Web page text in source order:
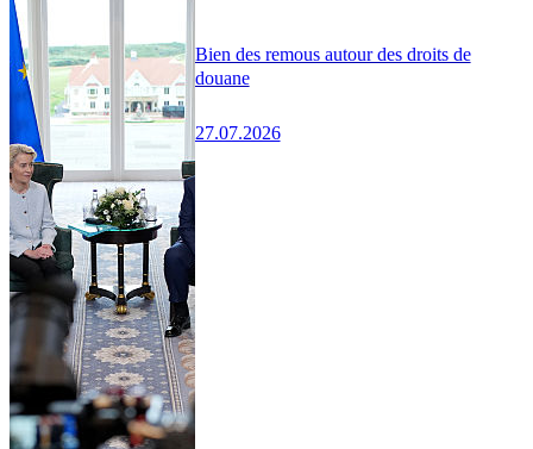
Bien des remous autour des droits de
douane
27.07.2026